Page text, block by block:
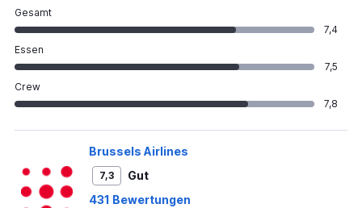
Gesamt
7,4
Essen
7,5
Crew
7,8
Brussels Airlines
7,3
Gut
431 Bewertungen